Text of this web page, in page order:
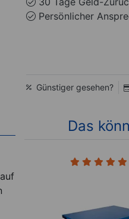
Persönlicher
Günstiger gesehen?
Das